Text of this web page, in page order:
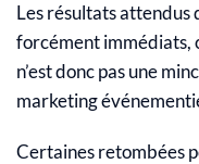
Les résultats attendus
forcément immédiats,
n’est donc pas une
marketing
Certaines retombées